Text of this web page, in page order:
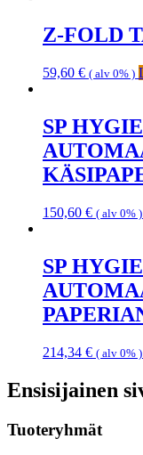
Z-FOLD
59,60 € ( alv 0% )
SP
150,60 € ( alv 0% )
SP
214,34 € ( alv 0% )
Ensisijainen
Tuoteryhmät